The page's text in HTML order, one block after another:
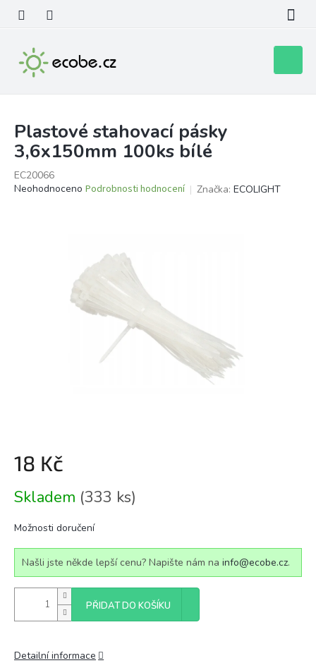
obsah
košík
Plastové stahovací pásky
3,6x150mm 100ks bílé
EC20066
Průměrné
Neohodnoceno Podrobnosti hodnocení Značka: ECOLIGHT
18 Kč
cena:
Skladem (333 ks)
Možnosti doručení
Našli jste někde lepší cenu? Napište nám na info@ecobe.cz.
PŘIDAT DO KOŠÍKU
Detailní informace